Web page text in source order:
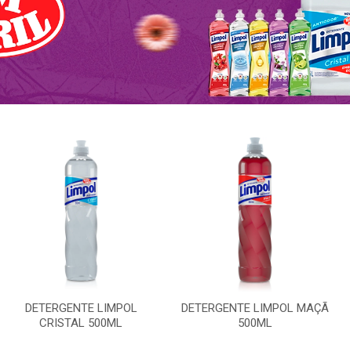
DETERGENTE LIMPOL
CRISTAL 500ML
DETERGENTE LIMPOL MAÇÃ
500ML